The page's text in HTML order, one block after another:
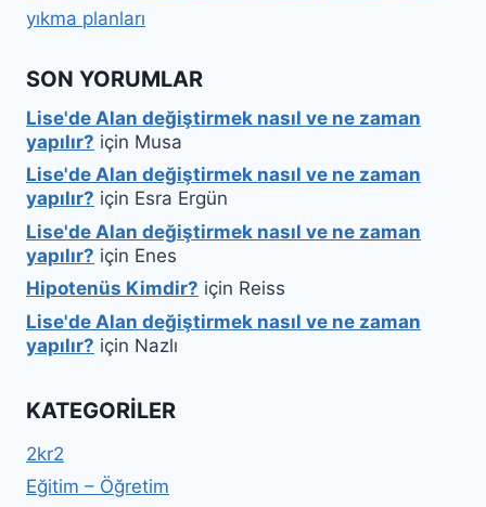
yıkma planları
SON YORUMLAR
Lise'de Alan değiştirmek nasıl ve ne zaman
yapılır? için Musa
Lise'de Alan değiştirmek nasıl ve ne zaman
yapılır? için Esra Ergün
Lise'de Alan değiştirmek nasıl ve ne zaman
yapılır? için Enes
Hipotenüs Kimdir? için Reiss
Lise'de Alan değiştirmek nasıl ve ne zaman
yapılır? için Nazlı
KATEGORILER
2kr2
Eğitim – Öğretim